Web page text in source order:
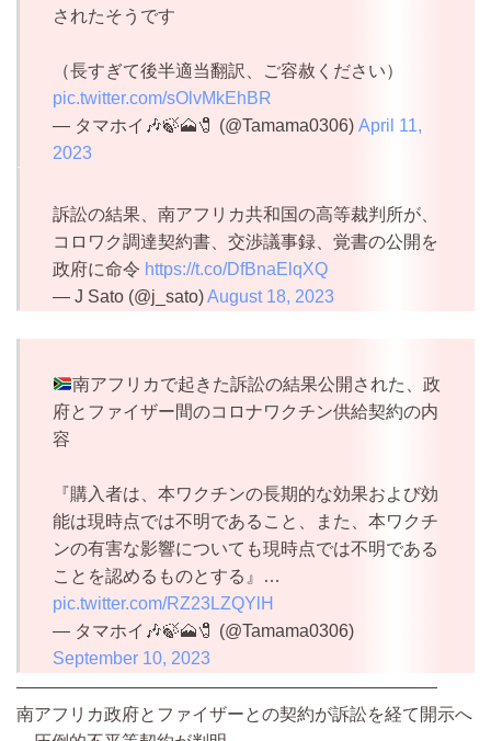
されたそうです
（長すぎて後半適当翻訳、ご容赦ください）
pic.twitter.com/sOlvMkEhBR
— タマホイ🎶🍃🗻🧷 (@Tamama0306) April 11,
2023
訴訟の結果、南アフリカ共和国の高等裁判所が、
コロワク調達契約書、交渉議事録、覚書の公開を
政府に命令 https://t.co/DfBnaElqXQ
— J Sato (@j_sato)August 18, 2023
南アフリカで起きた訴訟の結果公開された、政
府とファイザー間のコロナワクチン供給契約の内
容
『購入者は、本ワクチンの長期的な効果および効
能は現時点では不明であること、また、本ワクチ
ンの有害な影響についても現時点では不明である
ことを認めるものとする』…
pic.twitter.com/RZ23LZQYlH
— タマホイ🎶🍃🗻🧷 (@Tamama0306)
September 10, 2023
————————————————————————
南アフリカ政府とファイザーとの契約が訴訟を経て開示へ